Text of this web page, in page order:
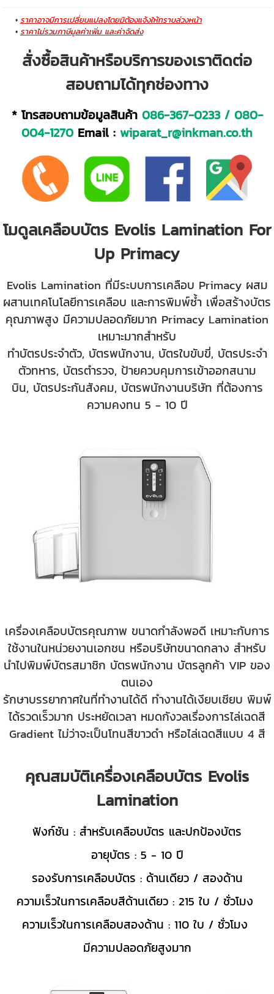
ราคาอาจมีการเปลี่ยนแปลงโดยมิต้องแจ้งให้ทราบล่วงหน้า
ราคาไม่รวมภาษีมูลค่าเพิ่ม และค่าจัดส่ง
สั่งซื้อสินค้าหรือบริการของเราติดต่อ
สอบถามได้ทุกช่องทาง
* โทรสอบถามข้อมูลสินค้า 086-367-0233/ 080-
004-1270 Email : wiparat_r@inkman.co.th
โมดูลเคลือบบัตร Evolis Lamination For
Up Primacy
Evolis Lamination ที่มีระบบการเคลือบ Primacy ผสม
ผสานเทคโนโลยีการเคลือบ และการพิมพ์ซ้ำ เพื่อสร้างบัตร
คุณภาพสูง มีความปลอดภัยมาก Primacy Lamination
เหมาะมากสำหรับ
ทำบัตรประจำตัว, บัตรพนักงาน, บัตรใบขับขี่, บัตรประจำ
ตัวทหาร, บัตรตำรวจ, ป้ายควบคุมการเข้าออกสนาม
บิน, บัตรประกันสังคม, บัตรพนักงานบริษัท ที่ต้องการ
ความคงทน 5 - 10 ปี
เครื่องเคลือบบัตรคุณภาพ ขนาดกำลังพอดี เหมาะกับการ
ใช้งานในหน่วยงานเอกชน หรือบริษัทขนาดกลาง สำหรับ
นำไปพิมพ์บัตรสมาชิก บัตรพนักงาน บัตรลูกค้า VIP ของ
ตนเอง
รักษาบรรยากาศในที่ทำงานได้ดี ทำงานได้เงียบเชียบ พิมพ์
ได้รวดเร็วมาก ประหยัดเวลา หมดกังวลเรื่องการไล่เฉดสี
Gradient ไม่ว่าจะเป็นโทนสีขาวดำ หรือไล่เฉดสีแบบ 4 สี
คุณสมบัติเครื่องเคลือบบัตร Evolis
Lamination
ฟังก์ชัน : สำหรับเคลือบบัตร และปกป้องบัตร
อายุบัตร : 5 - 10 ปี
รองรับการเคลือบบัตร : ด้านเดียว / สองด้าน
ความเร็วในการเคลือบสีด้านเดียว : 215 ใบ / ชั่วโมง
ความเร็วในการเคลือบสองด้าน : 110 ใบ / ชั่วโมง
มีความปลอดภัยสูงมาก